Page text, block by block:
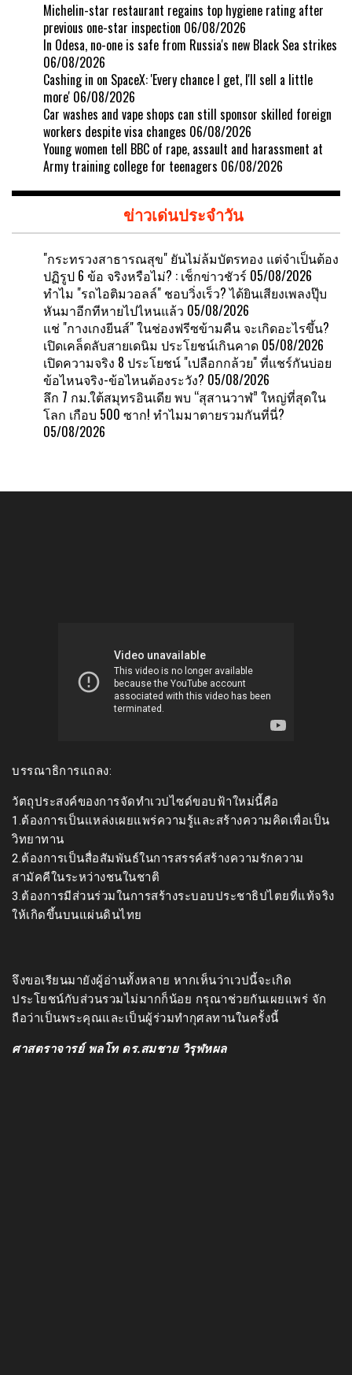
Michelin-star restaurant regains top hygiene rating after
previous one-star inspection 06/08/2026
In Odesa, no-one is safe from Russia's new Black Sea strikes
06/08/2026
Cashing in on SpaceX: 'Every chance I get, I'll sell a little
more' 06/08/2026
Car washes and vape shops can still sponsor skilled foreign
workers despite visa changes 06/08/2026
Young women tell BBC of rape, assault and harassment at
Army training college for teenagers 06/08/2026
ข่าวเด่นประจำวัน
"กระทรวงสาธารณสุข" ยันไม่ล้มบัตรทอง แต่จำเป็นต้อง
ปฏิรูป 6 ข้อ จริงหรือไม่? : เช็กข่าวชัวร์ 05/08/2026
ทำไม "รถไอติมวอลล์" ชอบวิ่งเร็ว? ได้ยินเสียงเพลงปุ๊บ
หันมาอีกทีหายไปไหนแล้ว 05/08/2026
แช่ "กางเกงยีนส์" ในช่องฟรีซข้ามคืน จะเกิดอะไรขึ้น?
เปิดเคล็ดลับสายเดนิม ประโยชน์เกินคาด 05/08/2026
เปิดความจริง 8 ประโยชน์ "เปลือกกล้วย" ที่แชร์กันบ่อย
ข้อไหนจริง-ข้อไหนต้องระวัง? 05/08/2026
ลึก 7 กม.ใต้สมุทรอินเดีย พบ “สุสานวาฬ” ใหญ่ที่สุดใน
โลก เกือบ 500 ซาก! ทำไมมาตายรวมกันที่นี่?
05/08/2026
บรรณาธิการแถลง:
วัตถุประสงค์ของการจัดทำเวปไซด์ขอบฟ้าใหม่นี้คือ
1.ต้องการเป็นแหล่งเผยแพร่ความรู้และสร้างความคิดเพื่อเป็น
วิทยาทาน
2.ต้องการเป็นสื่อสัมพันธ์ในการสรรค์สร้างความรักความ
สามัคคีในระหว่างชนในชาติ
3.ต้องการมีส่วนร่วมในการสร้างระบอบประชาธิปไตยที่แท้จริง
ให้เกิดขึ้นบนแผ่นดินไทย
จึงขอเรียนมายังผู้อ่านทั้งหลาย หากเห็นว่าเวปนี้จะเกิด
ประโยชน์กับส่วนรวมไม่มากก็น้อย กรุณาช่วยกันเผยแพร่ จัก
ถือว่าเป็นพระคุณและเป็นผู้ร่วมทำกุศลทานในครั้งนี้
ศาสตราจารย์ พลโท ดร.สมชาย วิรุฬหผล